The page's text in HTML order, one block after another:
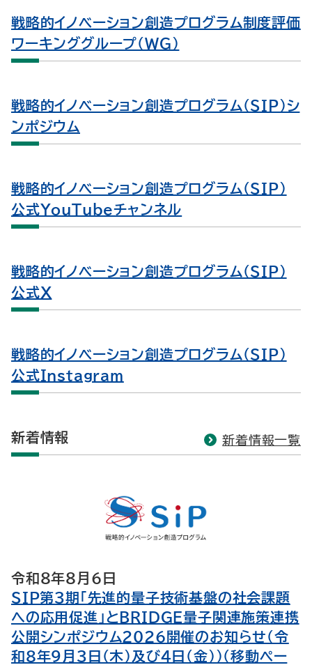
戦略的イノベーション創造プログラム制度評価
ワーキンググループ（ＷＧ）
戦略的イノベーション創造プログラム（ＳＩＰ）シ
ンポジウム
戦略的イノベーション創造プログラム（SIP）
公式YouTubeチャンネル
戦略的イノベーション創造プログラム（SIP）
公式X
戦略的イノベーション創造プログラム（SIP）
公式Instagram
新着情報 新着情報一覧
令和8年8月6日
SIP第３期「先進的量子技術基盤の社会課題
への応用促進」とBRIDGE量子関連施策連携
公開シンポジウム2026開催のお知らせ（令
和８年９月３日（木）及び４日（金））（移動ペー